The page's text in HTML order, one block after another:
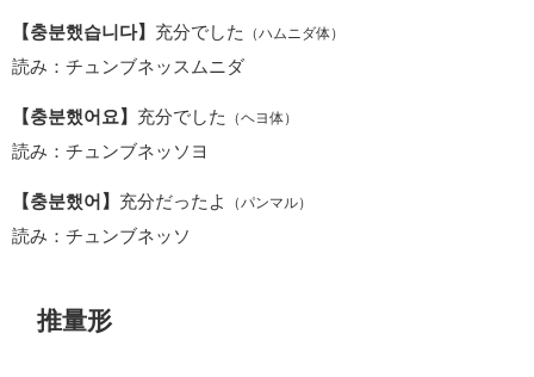
【충분했습니다】 充分でした （ハムニダ体）
読み：チュンブネッスムニダ
【충분했어요】 充分でした （ヘヨ体）
読み：チュンブネッソヨ
【충분했어】 充分だったよ （パンマル）
読み：チュンブネッソ
推量形